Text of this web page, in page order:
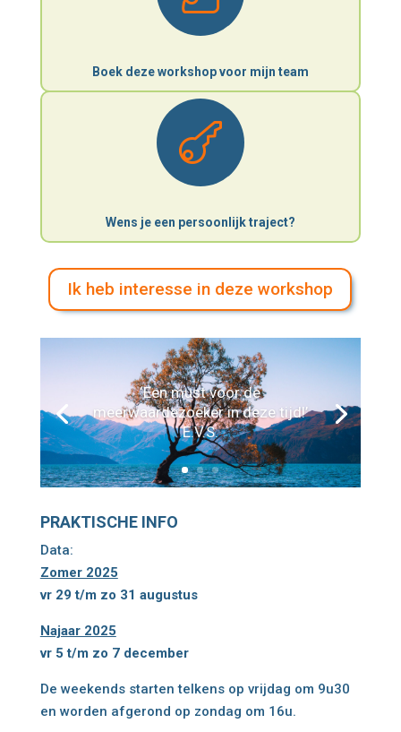
Boek deze workshop voor mijn team

Wens je een persoonlijk traject?
Ik heb interesse in deze workshop
‘Een must voor de
meerwaardezoeker in deze tijd!’
E.V.S.
PRAKTISCHE INFO
Data:
Zomer 2025
vr 29 t/m zo 31 augustus
Najaar 2025
vr 5 t/m zo 7 december
De weekends starten telkens op vrijdag om 9u30
en worden afgerond op zondag om 16u.